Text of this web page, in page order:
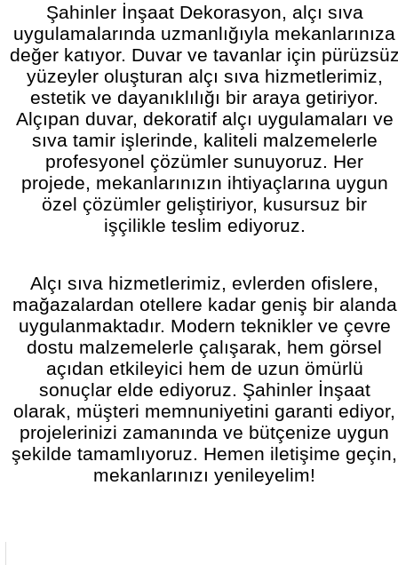
Şahinler İnşaat Dekorasyon, alçı sıva
uygulamalarında uzmanlığıyla mekanlarınıza
değer katıyor. Duvar ve tavanlar için
yüzeyler oluşturan alçı sıva hizmetlerimiz,
estetik ve dayanıklılığı bir araya getiriyor.
Alçıpan duvar, dekoratif alçı uygulamaları ve
sıva tamir işlerinde, kaliteli malzemelerle
profesyonel çözümler sunuyoruz. Her
projede, mekanlarınızın ihtiyaçlarına uygun
özel çözümler geliştiriyor, kusursuz bir
işçilikle teslim ediyoruz.
Alçı sıva hizmetlerimiz, evlerden ofislere,
mağazalardan otellere kadar geniş bir alanda
uygulanmaktadır. Modern teknikler ve çevre
dostu malzemelerle çalışarak, hem görsel
açıdan etkileyici hem de uzun ömürlü
sonuçlar elde ediyoruz. Şahinler İnşaat
olarak, müşteri memnuniyetini garanti ediyor,
projelerinizi zamanında ve bütçenize uygun
şekilde tamamlıyoruz. Hemen iletişime geçin,
mekanlarınızı yenileyelim!